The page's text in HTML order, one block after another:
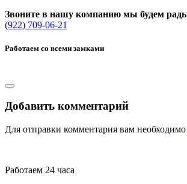
Звоните в нашу компанию мы будем
(922) 709-06-21
Работаем со всеми замками
Добавить комментарий
Для отправки комментария вам необходимо
Работаем 24 часа